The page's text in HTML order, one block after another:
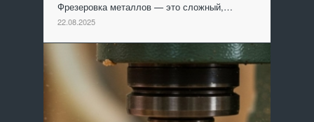
Фрезеровка металлов — это сложный,…
22.08.2025